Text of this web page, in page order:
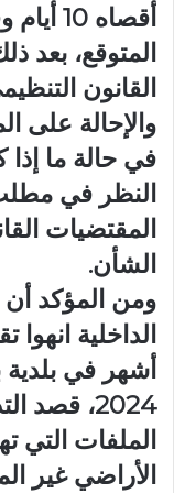
القانون
والإحالة على
في حالة ما إذا
النظر في
المقتضيات
الشأن.
ومن المؤكد أن
الداخلية
2024،
الملفات التي
الأراضي غير